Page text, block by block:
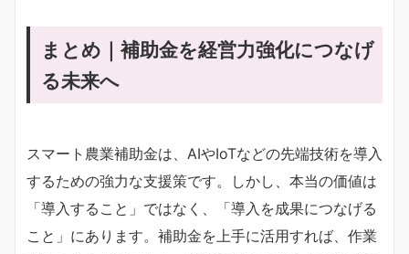
まとめ｜補助金を経営力強化につなげ
る未来へ
スマート農業補助金は、AIやIoTなどの先端技術を導入
するための強力な支援策です。しかし、本当の価値は
「導入すること」ではなく、「導入を成果につなげる
こと」にあります。補助金を上手に活用すれば、作業